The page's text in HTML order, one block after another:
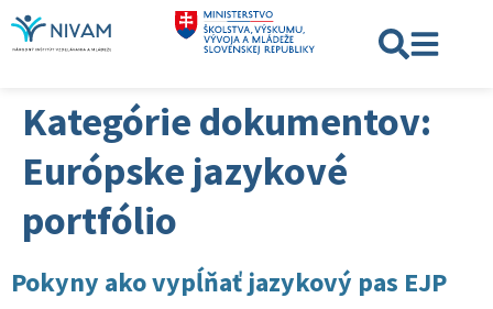
Kategórie dokumentov:
Európske jazykové
portfólio
Pokyny ako vypĺňať jazykový pas EJP